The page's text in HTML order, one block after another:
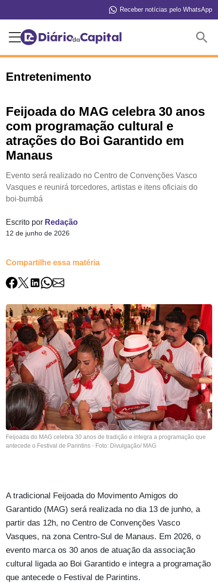
Receber notícias pelo WhatsApp
Entretenimento
Feijoada do MAG celebra 30 anos
com programação cultural e
atrações do Boi Garantido em
Manaus
Evento será realizado no Centro de Convenções Vasco
Vasques e reunirá torcedores, artistas e itens oficiais do
boi-bumbá
Escrito por Redação
12 de junho de 2026
Compartilhe essa matéria
Feijoada do MAG celebra 30 anos de tradição e integra a programação que
antecede o Festival de Parintins - Foto: Divulgação/ MAG
A tradicional Feijoada do Movimento Amigos do
Garantido (MAG) será realizada no dia 13 de junho, a
partir das 12h, no Centro de Convenções Vasco
Vasques, na zona Centro-Sul de Manaus. Em 2026, o
evento marca os 30 anos de atuação da associação
cultural ligada ao Boi Garantido e integra a programação
que antecede o Festival de Parintins.